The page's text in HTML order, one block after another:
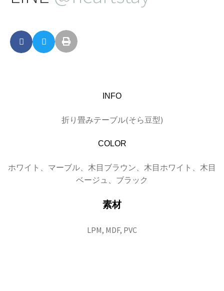
INFO
折り畳みテーブル(そら豆型)
COLOR
ホワイト、マーブル、木目ブラウン、木目ホワイト、木目
ベージュ、ブラック
素材
LPM, MDF, PVC